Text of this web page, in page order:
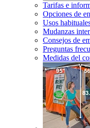
Tarifas e
Opciones de
Usos
Mudanzas
Consejos de
Preguntas
Medidas del